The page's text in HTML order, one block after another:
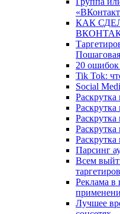
КАК
20 ошибок
Tik Tok:
Social
Раскрутка
Раскрутка
Раскрутка
Раскрутка
Парсинг
Всем
Реклама в
Лучшее